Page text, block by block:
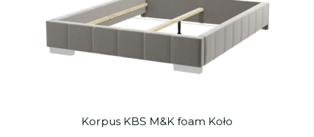
Korpus KBS M&K foam Koło